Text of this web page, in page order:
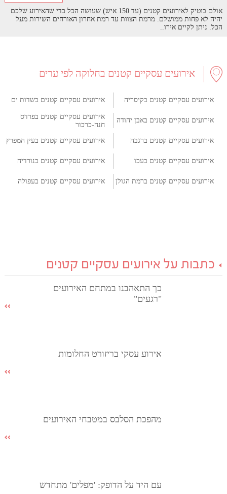
אולם בוטיק לאירועים קטנים (עד 150 איש) שעושה הכל כדי שהאירוע שלכם
יהיה לא פחות ממושלם. מרמת הצוות עד רמת אחרון האורחים השירות מעל
הכל. ניתן לקיים אירו..
אירועים עסקיים קטנים בחלוקה לפי ערים
אירועים עסקיים קטנים בקיסריה אירועים עסקיים קטנים בשדות ים
אירועים עסקיים קטנים באבן יהודה
אירועים עסקיים קטנים בפרדס
חנה-כרכור
אירועים עסקיים קטנים ברגבה אירועים עסקיים קטנים בעין המפרץ
אירועים עסקיים קטנים בעכו אירועים עסקיים קטנים בנורדיה
אירועים עסקיים קטנים ברמת הגולן אירועים עסקיים קטנים בעפולה
כתבות על אירועים עסקיים קטנים
כך התאהבנו במתחם האירועים
"רגעים"
אירוע עסקי בריזורט החלומות
מהפכת הסלבס במטבחי האירועים
עם היד על הדופק: 'מפלים' מתחדש